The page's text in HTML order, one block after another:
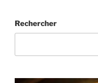
Rechercher